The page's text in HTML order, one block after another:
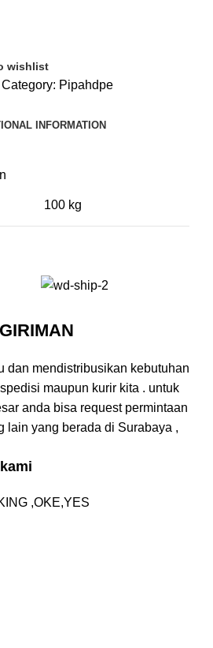
wishlist
Category: Pipahdpe
INFORMATION
100 kg
dan mendistribusikan kebutuhan
maupun kurir kita . untuk
anda bisa request permintaan
lain yang berada di Surabaya ,
,OKE,YES